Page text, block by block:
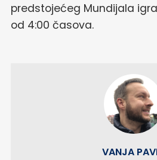
predstojećeg Mundijala
od 4:00 časova.
VANJA